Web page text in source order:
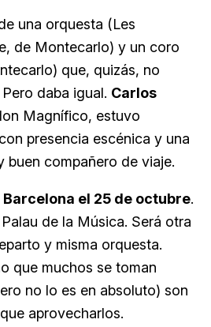
una orquesta (Les
de Montecarlo) y un coro
que, quizás, no
daba igual. Carlos
Magnífico, estuvo
presencia escénica y una
buen compañero de viaje.
Barcelona el 25 de octubre.
de la Música. Será otra
y misma orquesta.
que muchos se toman
no lo es en absoluto) son
aprovecharlos.